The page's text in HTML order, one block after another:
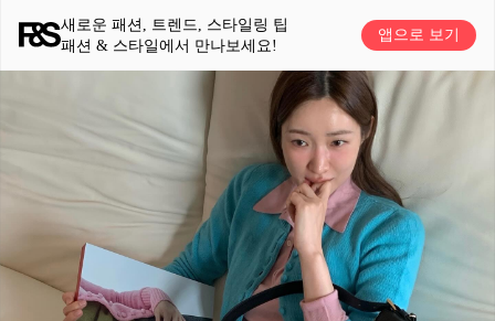
새로운 패션, 트렌드, 스타일링 팁
패션 & 스타일에서 만나보세요!
앱으로 보기